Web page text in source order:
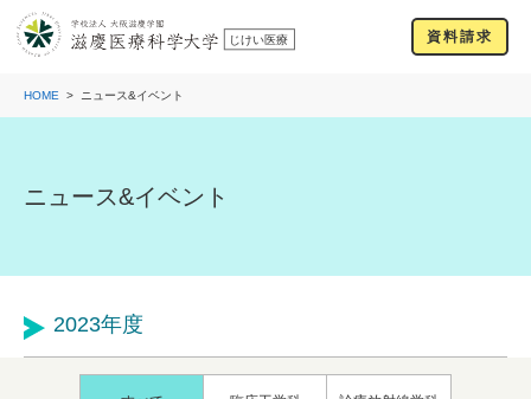
資料請求
HOME ニュース&イベント
ニュース&イベント
2023年度